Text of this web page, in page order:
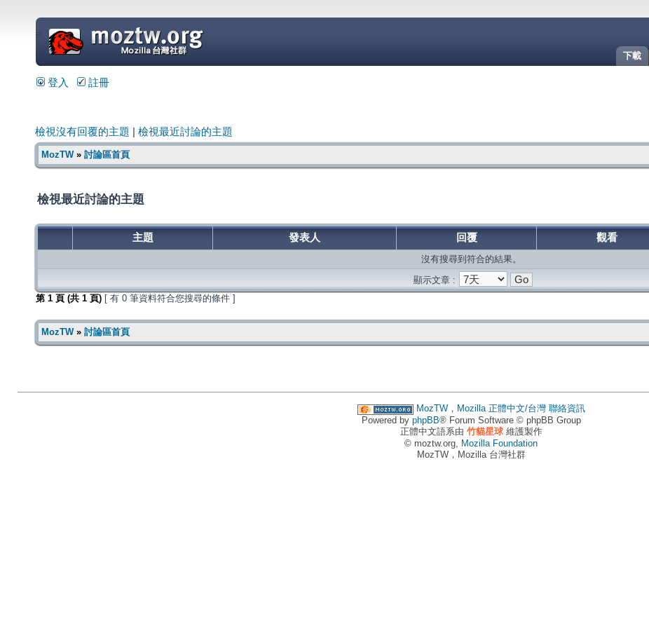
下載
=
登入 註冊
檢視沒有回覆的主題 檢視最近討論的主題
MozTW» 討論區首頁
檢視最近討論的主題
主題 發表人 回覆 觀看
沒有搜尋到符合的結果。
顯示文章 :
第 1 頁 (共 1 頁) [ 有 0 筆資料符合您搜尋的條件 ]
MozTW» 討論區首頁
MozTW，Mozilla 正體中文/台灣 聯絡資訊
Powered by phpBB® Forum Software © phpBB Group
正體中文語系由 竹貓星球維護製作
© moztw.org, Mozilla Foundation
MozTW，Mozilla 台灣社群